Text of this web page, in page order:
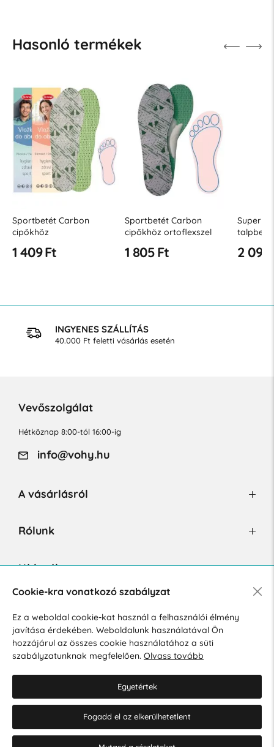
Hasonló termékek
Sportbetét Carbon
cipőkhöz
1 409 Ft
Sportbetét Carbon
cipőkhöz ortoflexszel
1 805 Ft
Super
2 098
INGYENES SZÁLLÍTÁS
40.000 Ft feletti vásárlás esetén
Vevőszolgálat
Hétköznap 8:00-tól 16:00-ig
info@vohy.hu
A vásárlásról
Rólunk
Hírlevél
Hozzájárulok a személyes adatok marketing célú kezeléséhez.
Személyes adatok védelmére vonatkozó szabályzat.
Cookie-beállítások szerkesztése
Cookie-kra vonatkozó szabályzat
Ez a weboldal cookie-kat használ a felhasználói élmény
javítása érdekében. Weboldalunk használatával Ön
hozzájárul az összes cookie használatához a süti
szabályzatunknak megfelelően. Olvass tovább
Egyetértek
Fogadd el az elkerülhetetlent